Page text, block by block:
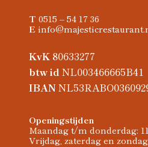
T 0515 – 54 17 36
E
KvK 80633277
btw id NL003466665B41
IBAN
Openingstijden
Maandag t/m donderdag:
Vrijdag, zaterdag en